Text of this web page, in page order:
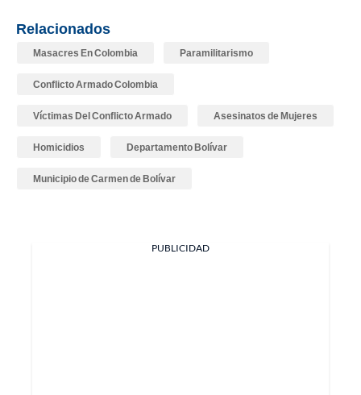
Relacionados
Masacres En Colombia Paramilitarismo
Conflicto Armado Colombia
Víctimas Del Conflicto Armado Asesinatos de Mujeres
Homicidios Departamento Bolívar
Municipio de Carmen de Bolívar
PUBLICIDAD